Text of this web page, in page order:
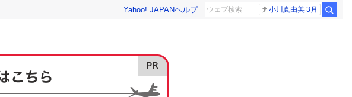
Yahoo! JAPANヘルプ 小川真由美 3月